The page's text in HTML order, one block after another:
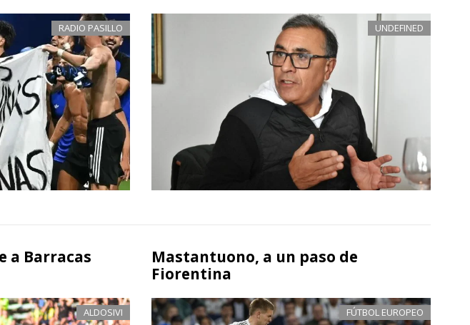
RADIO PASILLO UNDEFINED
a Barracas
ALDOSIVI
Mastantuono, a un paso de
Fiorentina
FÚTBOL EUROPEO